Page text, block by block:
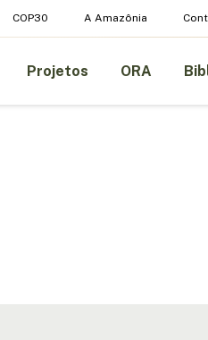
COP30 A Amazônia
Projetos ORA